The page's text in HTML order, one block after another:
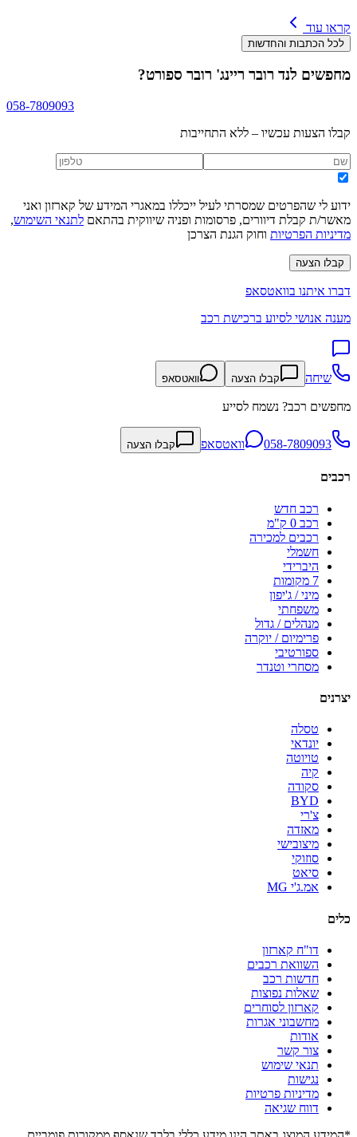
קראו עוד
לכל הכתבות והחדשות
מחפשים לנד רובר ריינג' רובר ספורט?
058-7809093
קבלו הצעות עכשיו – ללא התחייבות
ידוע לי שהפרטים שמסרתי לעיל ייכללו במאגרי המידע של קארזון ואני
מאשר/ת קבלת דיוורים, פרסומות ופניה שיווקית בהתאם לתנאי השימוש,
מדיניות הפרטיות וחוק הגנת הצרכן
קבלו הצעה
דברו איתנו בוואטסאפ
מענה אנושי לסיוע ברכישת רכב
שיחה קבלו הצעה וואטסאפ
מחפשים רכב? נשמח לסייע
058-7809093 וואטסאפ קבלו הצעה
רכבים
רכב חדש
רכב 0 ק"מ
רכבים למכירה
חשמלי
היברידי
7 מקומות
מיני / ג'יפון
משפחתי
מנהלים / גדול
פרימיום / יוקרה
ספורטיבי
מסחרי וטנדר
יצרנים
טסלה
יונדאי
טויוטה
קיה
סקודה
BYD
צ'רי
מאזדה
מיצובישי
סוזוקי
סיאט
אמ.ג'י MG
כלים
דו"ח קארזון
השוואת רכבים
חדשות רכב
שאלות נפוצות
קארזון לסוחרים
מחשבוני אגרות
אודות
צור קשר
תנאי שימוש
נגישות
מדיניות פרטיות
דווח שגיאה